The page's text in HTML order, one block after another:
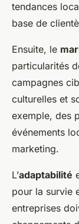
tendances
base de
Ensuite, le
particularités
campagnes
culturelles et
exemple, des
événements
marketing.
L’adaptabilité
pour la survie
entreprises